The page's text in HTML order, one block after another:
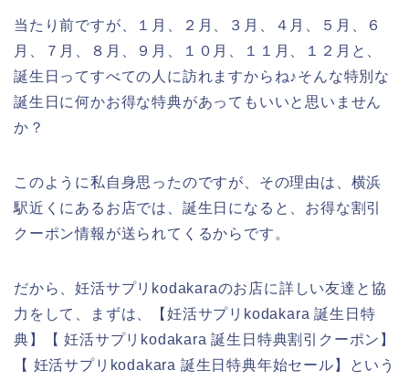
当たり前ですが、１月、２月、３月、４月、５月、６
月、７月、８月、９月、１０月、１１月、１２月と、
誕生日ってすべての人に訪れますからね♪そんな特別な
誕生日に何かお得な特典があってもいいと思いません
か？
このように私自身思ったのですが、その理由は、横浜
駅近くにあるお店では、誕生日になると、お得な割引
クーポン情報が送られてくるからです。
だから、妊活サプリkodakaraのお店に詳しい友達と協
力をして、まずは、【妊活サプリkodakara 誕生日特
典】【 妊活サプリkodakara 誕生日特典割引クーポン】
【 妊活サプリkodakara 誕生日特典年始セール】という